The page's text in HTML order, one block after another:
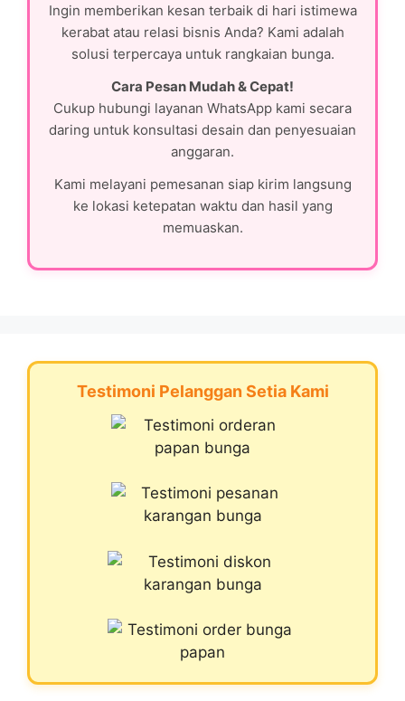
Ingin memberikan kesan terbaik di hari istimewa
kerabat atau relasi bisnis Anda? Kami adalah
solusi terpercaya untuk rangkaian bunga.
Cara Pesan Mudah & Cepat!
Cukup hubungi layanan WhatsApp kami secara
daring untuk konsultasi desain dan penyesuaian
anggaran.
Kami melayani pemesanan siap kirim langsung
ke lokasi ketepatan waktu dan hasil yang
memuaskan.
Testimoni Pelanggan Setia Kami